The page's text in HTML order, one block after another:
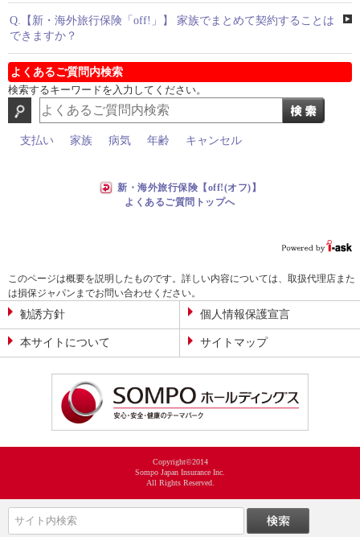
Q. 【新・海外旅行保険「off!」】 家族でまとめて契約することは
できますか？
よくあるご質問内検索
検索するキーワードを入力してください。
支払い 家族 病気 年齢 キャンセル
新・海外旅行保険【off!(オフ)】
よくあるご質問トップへ
このページは概要を説明したものです。詳しい内容については、取扱代理店また
は損保ジャパンまでお問い合わせください。
勧誘方針 個人情報保護宣言
本サイトについて サイトマップ
Copyright©2014
Sompo Japan Insurance Inc.
All Rights Reserved.